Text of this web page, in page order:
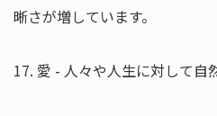
晰さが増しています。
17. 愛 - 人々や人生に対して自